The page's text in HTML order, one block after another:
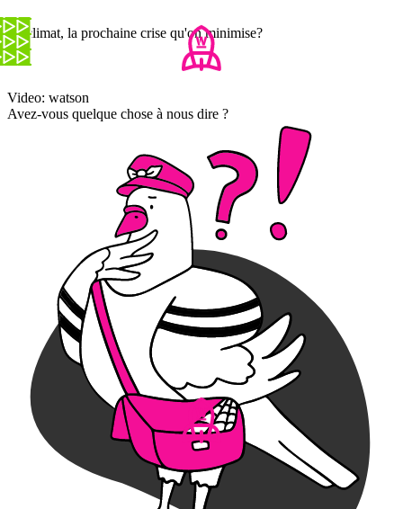
Le climat, la prochaine crise qu'on minimise?
Video: watson
Avez-vous quelque chose à nous dire ?